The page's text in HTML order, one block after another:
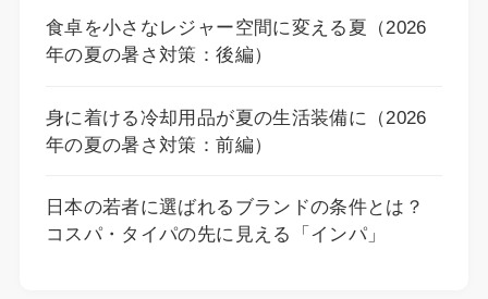
食卓を小さなレジャー空間に変える夏（2026
年の夏の暑さ対策：後編）
身に着ける冷却用品が夏の生活装備に（2026
年の夏の暑さ対策：前編）
日本の若者に選ばれるブランドの条件とは？
コスパ・タイパの先に見える「インパ」